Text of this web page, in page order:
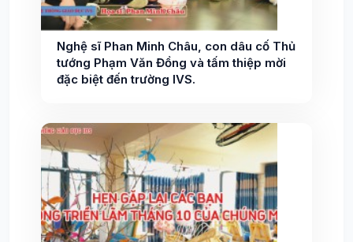
Nghệ sĩ Phan Minh Châu, con dâu cố Thủ
tướng Phạm Văn Đồng và tấm thiệp mời
đặc biệt đến trường IVS.